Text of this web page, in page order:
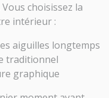
choisissez la
intérieur :
aiguilles longtemps
traditionnel
graphique